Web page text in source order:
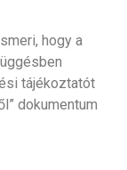
hogy a
tájékoztatót
dokumentum